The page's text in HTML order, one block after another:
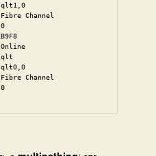
Channel
Channel